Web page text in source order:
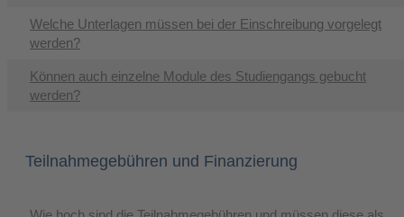
Welche Unterlagen müssen bei der Einschreibung vorgelegt
werden?
Können auch einzelne Module des Studiengangs gebucht
werden?
Teilnahmegebühren und Finanzierung